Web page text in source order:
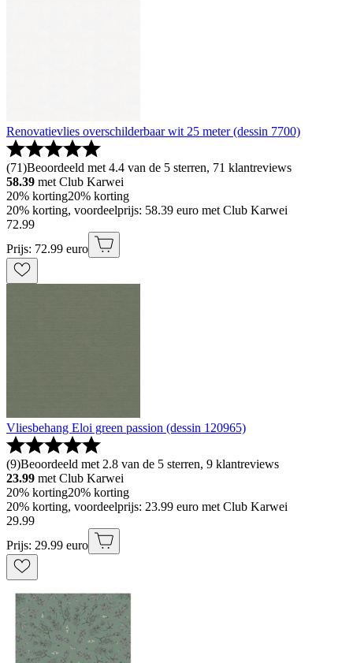
Renovatievlies overschilderbaar wit 25 meter (dessin 7700)
(71)Beoordeeld met 4.4 van de 5 sterren, 71 klantreviews
58.39 met Club Karwei
20% korting20% korting
20% korting, voordeelprijs: 58.39 euro met Club Karwei
72.99
Prijs: 72.99 euro
Vliesbehang Eloi green passion (dessin 120965)
(9)Beoordeeld met 2.8 van de 5 sterren, 9 klantreviews
23.99 met Club Karwei
20% korting20% korting
20% korting, voordeelprijs: 23.99 euro met Club Karwei
29.99
Prijs: 29.99 euro